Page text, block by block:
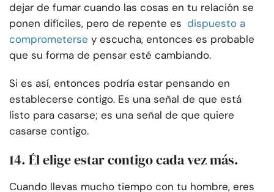
dejar de fumar cuando las cosas en tu relación se
ponen difíciles, pero de repente es dispuesto a
comprometerse y escucha, entonces es probable
que su forma de pensar esté cambiando.
Si es así, entonces podría estar pensando en
establecerse contigo. Es una señal de que está
listo para casarse; es una señal de que quiere
casarse contigo.
14. Él elige estar contigo cada vez más.
Cuando llevas mucho tiempo con tu hombre, eres